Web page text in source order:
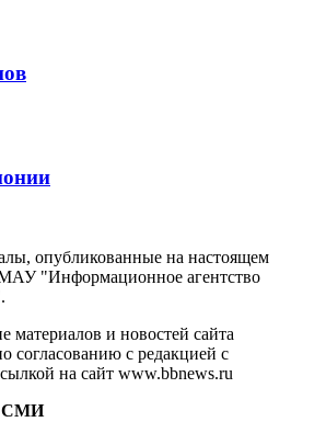
опубликованные на настоящем
"Информационное агентство
материалов и новостей сайта
согласованию с редакцией с
на сайт www.bbnews.ru
СМИ